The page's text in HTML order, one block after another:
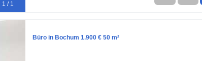
1 / 1
Büro in Bochum 1.900 € 50 m²